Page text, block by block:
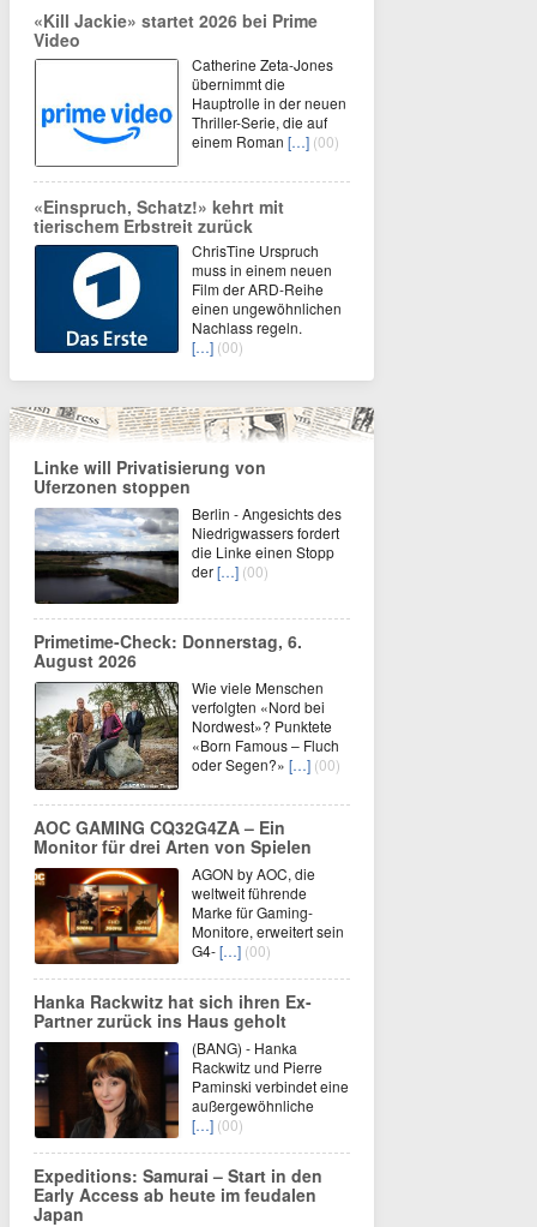
«Kill Jackie» startet 2026 bei Prime
Video
Catherine Zeta-Jones
übernimmt die
Hauptrolle in der neuen
Thriller-Serie, die auf
einem Roman […] (00)
«Einspruch, Schatz!» kehrt mit
tierischem Erbstreit zurück
ChrisTine Urspruch
muss in einem neuen
Film der ARD-Reihe
einen ungewöhnlichen
Nachlass regeln.
[…] (00)
Linke will Privatisierung von
Uferzonen stoppen
Berlin - Angesichts des
Niedrigwassers fordert
die Linke einen Stopp
der[…] (00)
Primetime-Check: Donnerstag, 6.
August 2026
Wie viele Menschen
verfolgten «Nord bei
Nordwest»? Punktete
«Born Famous – Fluch
oder Segen?» […] (00)
AOC GAMING CQ32G4ZA – Ein
Monitor für drei Arten von Spielen
AGON by AOC, die
weltweit führende
Marke für Gaming-
Monitore, erweitert sein
G4-[…] (00)
Hanka Rackwitz hat sich ihren Ex-
Partner zurück ins Haus geholt
(BANG) - Hanka
Rackwitz und Pierre
Paminski verbindet eine
außergewöhnliche
[…] (00)
Expeditions: Samurai – Start in den
Early Access ab heute im feudalen
Japan